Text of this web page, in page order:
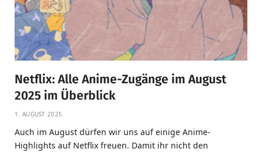
Netflix: Alle Anime-Zugänge im August
2025 im Überblick
1. AUGUST 2025
Auch im August dürfen wir uns auf einige Anime-
Highlights auf Netflix freuen. Damit ihr nicht den